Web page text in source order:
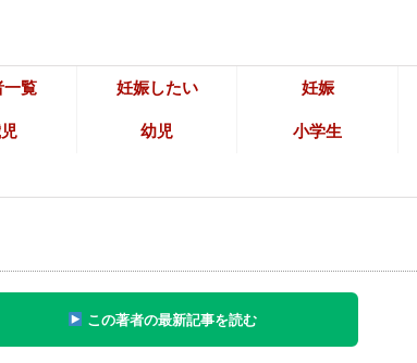
一覧 妊娠したい 妊娠
幼児 小学生
この著者の最新記事を読む